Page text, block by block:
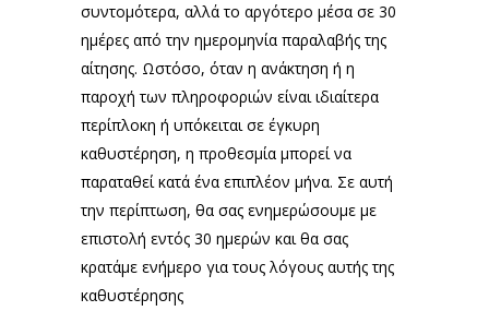
συντομότερα, αλλά το αργότερο μέσα σε 30
ημέρες από την ημερομηνία παραλαβής της
αίτησης. Ωστόσο, όταν η ανάκτηση ή η
παροχή των πληροφοριών είναι ιδιαίτερα
περίπλοκη ή υπόκειται σε έγκυρη
καθυστέρηση, η προθεσμία μπορεί να
παραταθεί κατά ένα επιπλέον μήνα. Σε αυτή
την περίπτωση, θα σας ενημερώσουμε με
επιστολή εντός 30 ημερών και θα σας
κρατάμε ενήμερο για τους λόγους αυτής της
καθυστέρησης